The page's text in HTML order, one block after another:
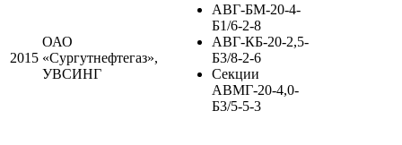
2015
ОАО
«Сургутнефтегаз»,
УВСИНГ
АВГ-БМ-20-4-
Б1/6-2-8
АВГ-КБ-20-2,5-
Б3/8-2-6
Секции
АВМГ-20-4,0-
Б3/5-5-3